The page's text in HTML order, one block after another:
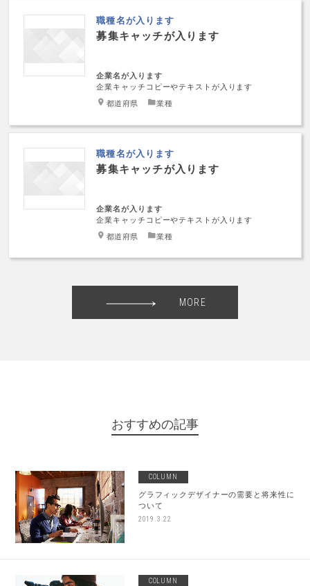
職種名が入ります
募集キャッチが入ります
企業名が入ります
企業キャッチコピーやテキストが入ります
都道府県 業種
職種名が入ります
募集キャッチが入ります
企業名が入ります
企業キャッチコピーやテキストが入ります
都道府県 業種
MORE
おすすめの記事
COLUMN
グラフィックデザイナーの需要と将来性に
ついて
2019.3.22
COLUMN